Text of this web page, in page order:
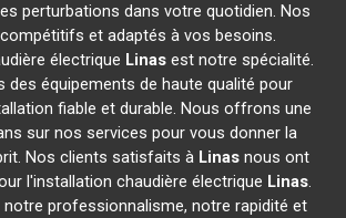
perturbations dans votre quotidien. Nos
et adaptés à vos besoins.
électrique Linas est notre spécialité.
des équipements de haute qualité pour
fiable et durable. Nous offrons une
sur nos services pour vous donner la
Nos clients satisfaits à Linasnous ont
l'installation chaudière électrique Linas.
notre professionnalisme, notre rapidité et